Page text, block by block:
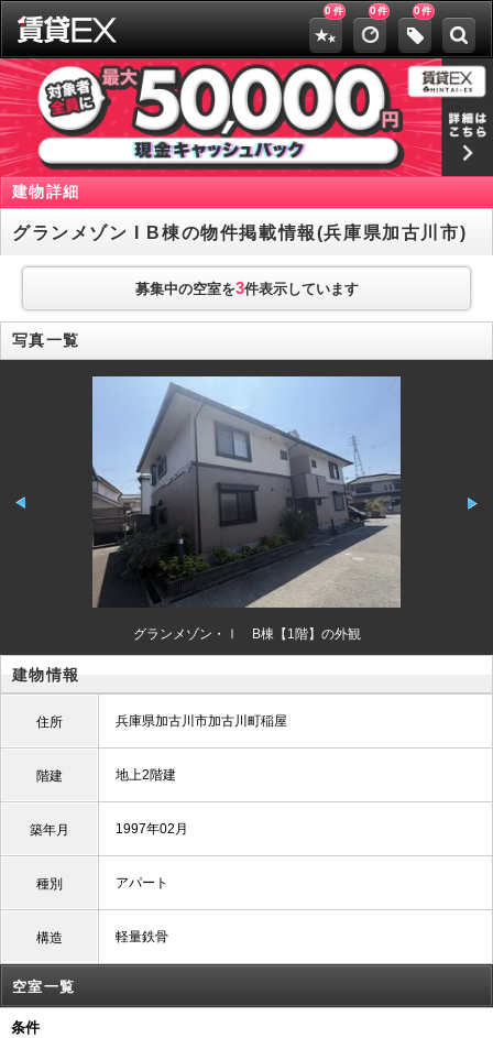
0 件 0件 0件
建物詳細
グランメゾン I B棟の物件掲載情報(兵庫県加古川市)
募集中の空室を3件表示しています
写真一覧
グランメゾン・Ⅰ B棟【1階】の外観
建物情報
住所 兵庫県加古川市加古川町稲屋
階建 地上2階建
築年月 1997年02月
種別 アパート
構造 軽量鉄骨
空室一覧
条件